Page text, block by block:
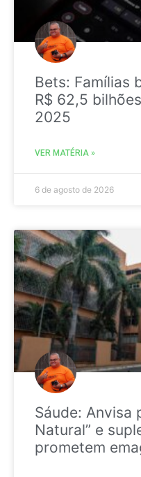
Bets: Famílias
R$ 62,5
2025
VER MATÉRIA »
6 de agosto de 2026
Sáude: Anvisa
Natural” e
prometem